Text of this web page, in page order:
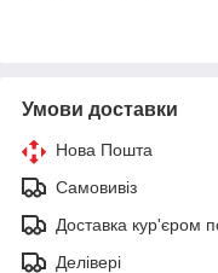
Умови доставки
Нова Пошта
Самовивіз
Доставка кур'єром
Делівері